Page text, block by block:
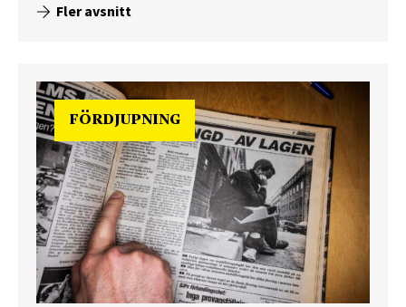
Fler avsnitt
FÖRDJUPNING